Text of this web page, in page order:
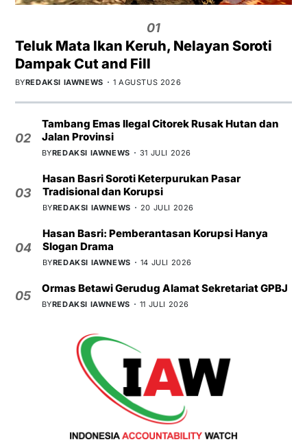
01
Teluk Mata Ikan Keruh, Nelayan Soroti
Dampak Cut and Fill
BYREDAKSI IAWNEWS 1 AGUSTUS 2026
02
Tambang Emas Ilegal Citorek Rusak Hutan dan
Jalan Provinsi
BYREDAKSI IAWNEWS 31 JULI 2026
03
Hasan Basri Soroti Keterpurukan Pasar
Tradisional dan Korupsi
BYREDAKSI IAWNEWS 20 JULI 2026
04
Hasan Basri: Pemberantasan Korupsi Hanya
Slogan Drama
BYREDAKSI IAWNEWS 14 JULI 2026
05
Ormas Betawi Gerudug Alamat Sekretariat GPBJ
BYREDAKSI IAWNEWS 11 JULI 2026